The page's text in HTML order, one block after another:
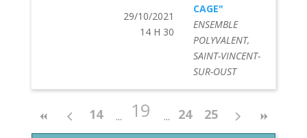
29/10/2021
14 H 30
CAGE"
ENSEMBLE
POLYVALENT,
SAINT-VINCENT-
SUR-OUST
14 19 24 25